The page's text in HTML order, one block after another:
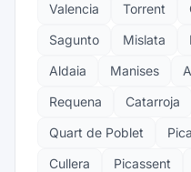
Valencia Torrent
Sagunto
Mislata
Aldaia
Manises
Requena
Catarroja
Quart de Poblet
Cullera
Picassent